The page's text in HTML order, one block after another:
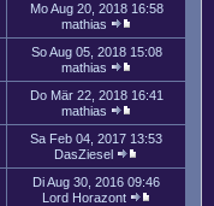
Mo Aug 20, 2018 16:58
mathias
So Aug 05, 2018 15:08
mathias
Do Mär 22, 2018 16:41
mathias
Sa Feb 04, 2017 13:53
DasZiesel
Di Aug 30, 2016 09:46
Lord Horazont